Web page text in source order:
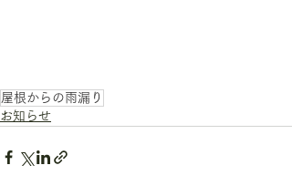
屋根からの雨漏り
お知らせ